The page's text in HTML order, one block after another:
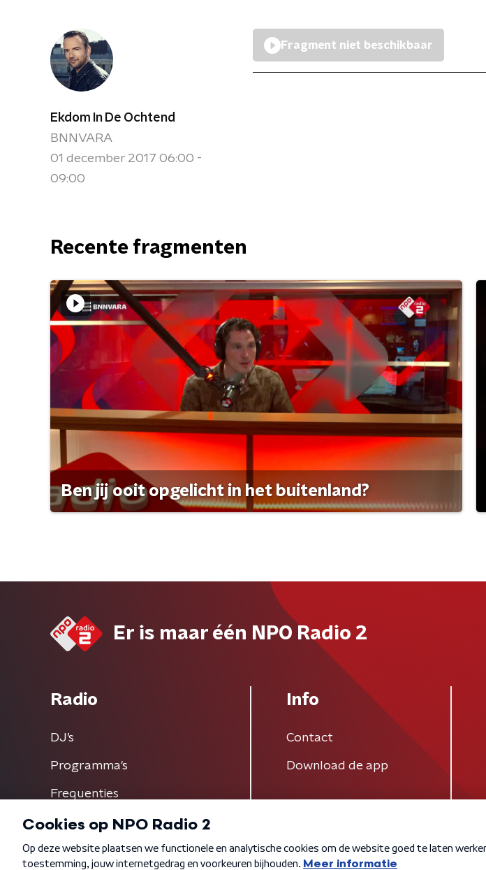
Ekdom In De Ochtend
BNNVARA
01 december 2017 06:00 -
09:00
Fragment niet beschikbaar
Recente fragmenten
Ben jij ooit opgelicht in het buitenland?
Er is maar één NPO Radio 2
Radio
DJ’s
Programma's
Frequenties
Info
Contact
Download de app